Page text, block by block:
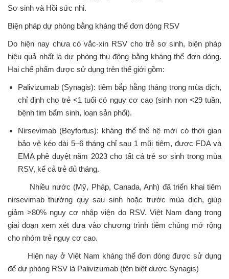
Sơ sinh và Hồi sức nhi.
Biện pháp dự phòng bằng kháng thể đơn dòng RSV
Do hiện nay chưa có vắc-xin RSV cho trẻ sơ sinh, biện pháp
hiệu quả nhất là dự phòng thụ động bằng kháng thể đơn dòng.
Hai chế phẩm được sử dụng trên thế giới gồm:
Palivizumab (Synagis): tiêm bắp hằng tháng trong mùa dịch,
chỉ định cho trẻ <1 tuổi có nguy cơ cao (sinh non <29 tuần,
bệnh tim bẩm sinh, loạn sản phổi).
Nirsevimab (Beyfortus): kháng thể thế hệ mới có thời gian
bảo vệ kéo dài 5–6 tháng chỉ sau 1 mũi tiêm, được FDA và
EMA phê duyệt năm 2023 cho tất cả trẻ sơ sinh trong mùa
RSV, kể cả trẻ đủ tháng.
Nhiều nước (Mỹ, Pháp, Canada, Anh) đã triển khai tiêm
nirsevimab thường quy sau sinh hoặc trước mùa dịch, giúp
giảm >80% nguy cơ nhập viện do RSV. Việt Nam đang trong
giai đoạn xem xét đưa vào chương trình tiêm chủng mở rộng
cho nhóm trẻ nguy cơ cao.
Hiện nay ở Việt Nam kháng thể đơn dòng được sử dụng
để dự phòng RSV là Palivizumab (tên biệt dược Synagis)